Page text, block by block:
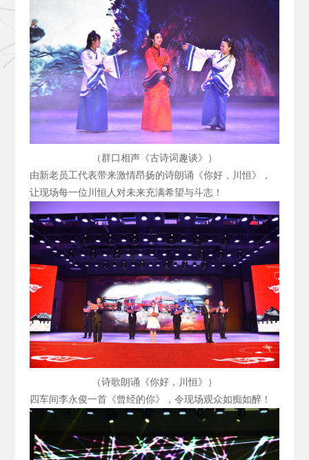
（群口相声《古诗词趣谈》）
由新老员工代表带来激情昂扬的诗朗诵《你好，川恒》，
让现场每一位川恒人对未来充满希望与斗志！
（诗歌朗诵《你好，川恒》）
四车间李永俊一首《曾经的你》，令现场观众如痴如醉！